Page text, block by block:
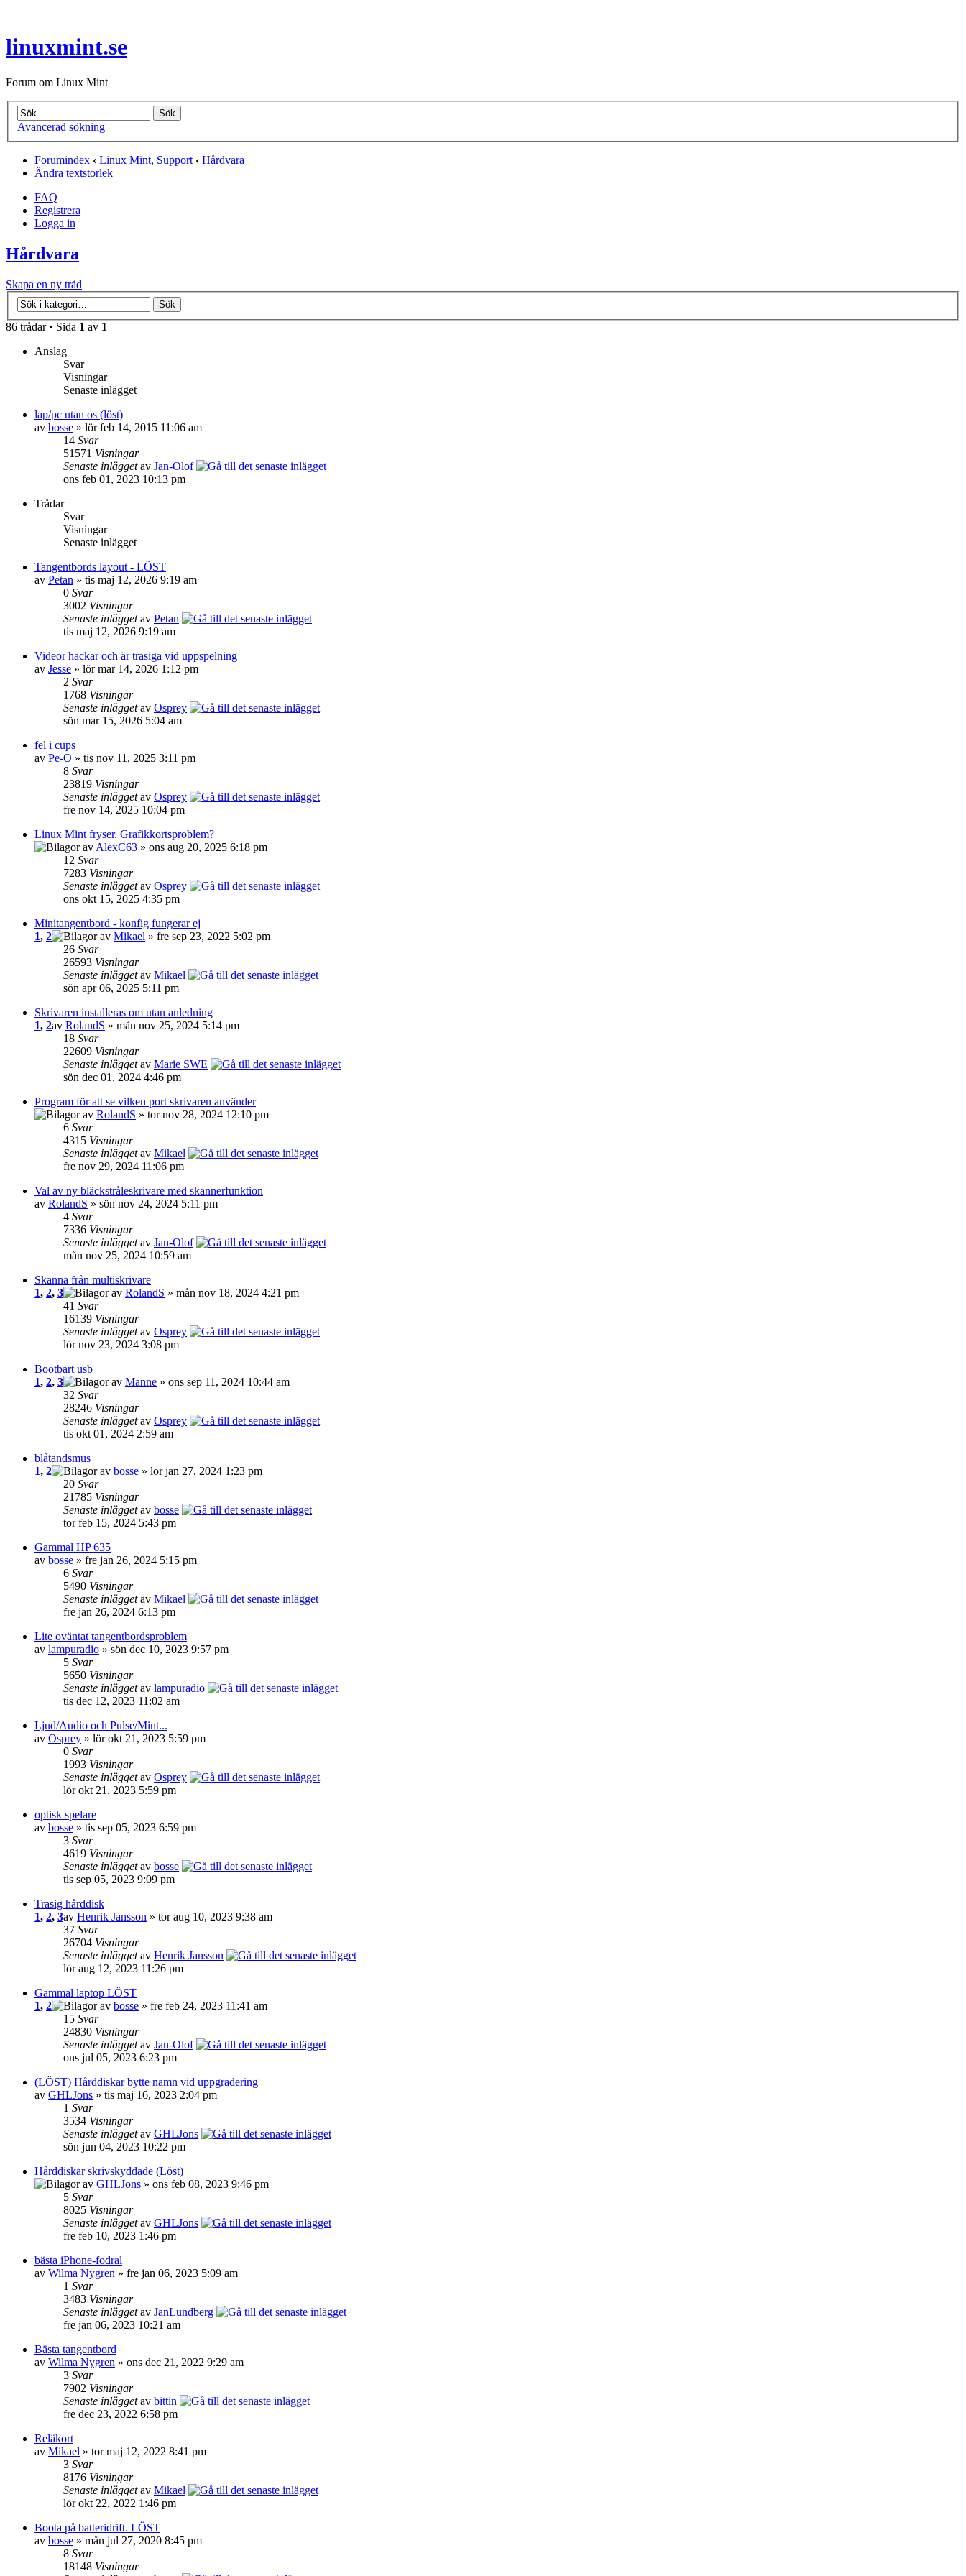
linuxmint.se
Forum om Linux Mint
Avancerad sökning
Forumindex ‹ Linux Mint, Support ‹ Hårdvara
Ändra textstorlek
FAQ
Registrera
Logga in
Hårdvara
Skapa en ny tråd
86 trådar • Sida 1 av 1
Anslag
Svar
Visningar
Senaste inlägget
lap/pc utan os (löst)
av bosse » lör feb 14, 2015 11:06 am
14 Svar
51571 Visningar
Senaste inläggetav Jan-Olof
ons feb 01, 2023 10:13 pm
Trådar
Svar
Visningar
Senaste inlägget
Tangentbords layout - LÖST
av Petan » tis maj 12, 2026 9:19 am
0 Svar
3002 Visningar
Senaste inläggetav Petan
tis maj 12, 2026 9:19 am
Videor hackar och är trasiga vid uppspelning
av Jesse » lör mar 14, 2026 1:12 pm
2 Svar
1768 Visningar
Senaste inläggetav Osprey
sön mar 15, 2026 5:04 am
fel i cups
av Pe-O » tis nov 11, 2025 3:11 pm
8 Svar
23819 Visningar
Senaste inläggetav Osprey
fre nov 14, 2025 10:04 pm
Linux Mint fryser. Grafikkortsproblem?
av AlexC63 » ons aug 20, 2025 6:18 pm
12 Svar
7283 Visningar
Senaste inläggetav Osprey
ons okt 15, 2025 4:35 pm
Minitangentbord - konfig fungerar ej
1, 2 av Mikael » fre sep 23, 2022 5:02 pm
26 Svar
26593 Visningar
Senaste inläggetav Mikael
sön apr 06, 2025 5:11 pm
Skrivaren installeras om utan anledning
1, 2av RolandS » mån nov 25, 2024 5:14 pm
18 Svar
22609 Visningar
Senaste inläggetav Marie SWE
sön dec 01, 2024 4:46 pm
Program för att se vilken port skrivaren använder
av RolandS » tor nov 28, 2024 12:10 pm
6 Svar
4315 Visningar
Senaste inläggetav Mikael
fre nov 29, 2024 11:06 pm
Val av ny bläckstråleskrivare med skannerfunktion
av RolandS » sön nov 24, 2024 5:11 pm
4 Svar
7336 Visningar
Senaste inläggetav Jan-Olof
mån nov 25, 2024 10:59 am
Skanna från multiskrivare
1, 2, 3 av RolandS » mån nov 18, 2024 4:21 pm
41 Svar
16139 Visningar
Senaste inläggetav Osprey
lör nov 23, 2024 3:08 pm
Bootbart usb
1, 2, 3 av Manne » ons sep 11, 2024 10:44 am
32 Svar
28246 Visningar
Senaste inläggetav Osprey
tis okt 01, 2024 2:59 am
blåtandsmus
1, 2 av bosse » lör jan 27, 2024 1:23 pm
20 Svar
21785 Visningar
Senaste inläggetav bosse
tor feb 15, 2024 5:43 pm
Gammal HP 635
av bosse » fre jan 26, 2024 5:15 pm
6 Svar
5490 Visningar
Senaste inläggetav Mikael
fre jan 26, 2024 6:13 pm
Lite oväntat tangentbordsproblem
av lampuradio » sön dec 10, 2023 9:57 pm
5 Svar
5650 Visningar
Senaste inläggetav lampuradio
tis dec 12, 2023 11:02 am
Ljud/Audio och Pulse/Mint...
av Osprey » lör okt 21, 2023 5:59 pm
0 Svar
1993 Visningar
Senaste inläggetav Osprey
lör okt 21, 2023 5:59 pm
optisk spelare
av bosse » tis sep 05, 2023 6:59 pm
3 Svar
4619 Visningar
Senaste inläggetav bosse
tis sep 05, 2023 9:09 pm
Trasig hårddisk
1, 2, 3av Henrik Jansson » tor aug 10, 2023 9:38 am
37 Svar
26704 Visningar
Senaste inläggetav Henrik Jansson
lör aug 12, 2023 11:26 pm
Gammal laptop LÖST
1, 2 av bosse » fre feb 24, 2023 11:41 am
15 Svar
24830 Visningar
Senaste inläggetav Jan-Olof
ons jul 05, 2023 6:23 pm
(LÖST) Hårddiskar bytte namn vid uppgradering
av GHLJons » tis maj 16, 2023 2:04 pm
1 Svar
3534 Visningar
Senaste inläggetav GHLJons
sön jun 04, 2023 10:22 pm
Hårddiskar skrivskyddade (Löst)
av GHLJons » ons feb 08, 2023 9:46 pm
5 Svar
8025 Visningar
Senaste inläggetav GHLJons
fre feb 10, 2023 1:46 pm
bästa iPhone-fodral
av Wilma Nygren » fre jan 06, 2023 5:09 am
1 Svar
3483 Visningar
Senaste inläggetav JanLundberg
fre jan 06, 2023 10:21 am
Bästa tangentbord
av Wilma Nygren » ons dec 21, 2022 9:29 am
3 Svar
7902 Visningar
Senaste inläggetav bittin
fre dec 23, 2022 6:58 pm
Reläkort
av Mikael » tor maj 12, 2022 8:41 pm
3 Svar
8176 Visningar
Senaste inläggetav Mikael
lör okt 22, 2022 1:46 pm
Boota på batteridrift. LÖST
av bosse » mån jul 27, 2020 8:45 pm
8 Svar
18148 Visningar